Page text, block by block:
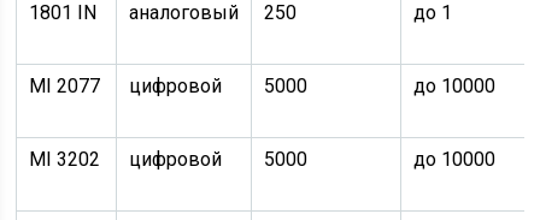
1801 IN аналоговый 250 до 1
MI 2077 цифровой 5000 до 10000
MI 3202 цифровой 5000 до 10000